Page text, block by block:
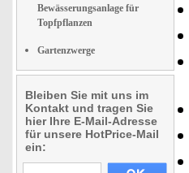
Bewässerungsanlage für
Topfpflanzen
Gartenzwerge
Bleiben Sie mit uns im
Kontakt und tragen Sie
hier Ihre E-Mail-Adresse
für unsere HotPrice-Mail
ein: